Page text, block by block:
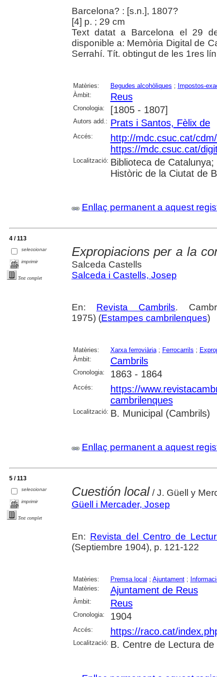
Barcelona? : [s.n.], 1807?
[4] p. ; 29 cm
Text datat a Barcelona el 29
disponible a: Memòria Digital de
Serrahí. Tít. obtingut de les 1res
Matèries: Begudes alcohòliques ; Impostos-
Àmbit:
Reus
Cronologia: [1805 - 1807]
Autors add.: Prats i Santos, Fèlix de
Accés:
http://mdc.csuc.cat/
https://mdc.csuc.cat/
Localització: Biblioteca de
Històric de la Ciutat de
Enllaç permanent a aquest
4 / 113
seleccionar
imprimir
Text complet
Expropiacions per a la
Salceda Castells
Salceda i Castells, Josep
En: Revista Cambrils.
1975) (Estampes cambrilenques)
Matèries: Xarxa ferroviària; Ferrocarrils ;
Àmbit:
Cambrils
Cronologia: 1863 - 1864
Accés:
https://
cambrilenques
Localització: B. Municipal (Cambrils)
Enllaç permanent a aquest
5 / 113
seleccionar
imprimir
Text complet
Cuestión local/ J. Güell y
Güell i Mercader, Josep
En: Revista del Centro de
(Septiembre 1904), p. 121-122
Matèries: Premsa local ; Ajuntament;
Matèries:
Ajuntament de Reus
Àmbit: Reus
Cronologia: 1904
Accés: https://raco.cat/
Localització: B. Centre de Lectura de